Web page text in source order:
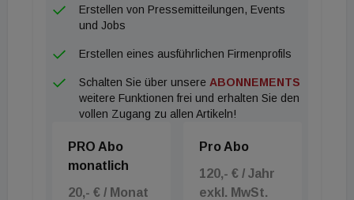
Erstellen von Pressemitteilungen, Events
und Jobs
Erstellen eines ausführlichen Firmenprofils
Schalten Sie über unsere ABONNEMENTS
weitere Funktionen frei und erhalten Sie den
vollen Zugang zu allen Artikeln!
PRO Abo
monatlich
20,- € / Monat
Pro Abo
120,- € / Jahr
exkl. MwSt.